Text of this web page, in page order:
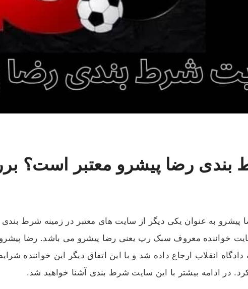
رضا پیشرو معتبر است؟
به عنوان یکی دیگر از سایت های معتبر در زمینه شرط
خواننده معروف سبک رپ یعنی رضا پیشرو می باشد. رضا پیشرو
در ادامه بیشتر با این سایت شرط بندی آشنا خواهید شد.